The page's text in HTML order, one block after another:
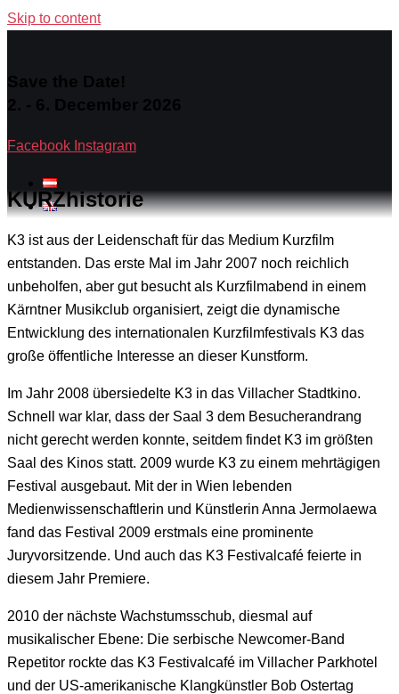
Skip to content
Save the Date!
2. - 6. December 2026
Facebook Instagram
KURZhistorie
K3 ist aus der Leidenschaft für das Medium Kurzfilm
entstanden. Das erste Mal im Jahr 2007 noch reichlich
unbeholfen, aber gut besucht als Kurzfilmabend in einem
Kärntner Musikclub organisiert, zeigt die dynamische
Entwicklung des internationalen Kurzfilmfestivals K3 das
große öffentliche Interesse an dieser Kunstform.
Im Jahr 2008 übersiedelte K3 in das Villacher Stadtkino.
Schnell war klar, dass der Saal 3 dem Besucherandrang
nicht gerecht werden konnte, seitdem findet K3 im größten
Saal des Kinos statt. 2009 wurde K3 zu einem mehrtägigen
Festival ausgebaut. Mit der in Wien lebenden
Medienwissenschaftlerin und Künstlerin Anna Jermolaewa
fand das Festival 2009 erstmals eine prominente
Juryvorsitzende. Und auch das K3 Festivalcafé feierte in
diesem Jahr Premiere.
2010 der nächste Wachstumsschub, diesmal auf
musikalischer Ebene: Die serbische Newcomer-Band
Repetitor rockte das K3 Festivalcafé im Villacher Parkhotel
und der US-amerikanische Klangkünstler Bob Ostertag